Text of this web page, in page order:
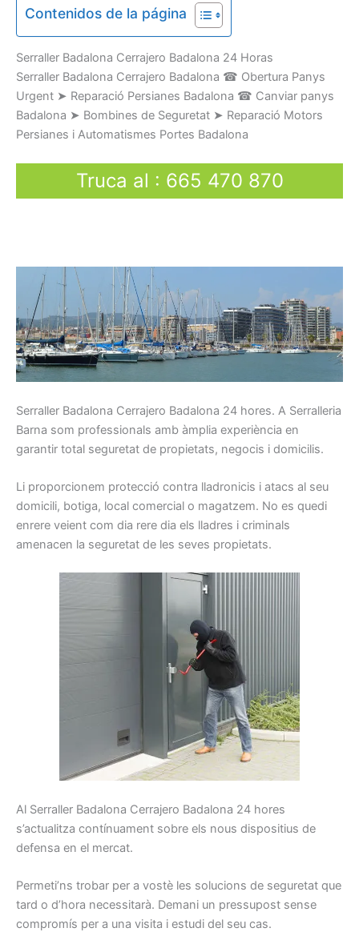
Contenidos de la página
Serraller Badalona Cerrajero Badalona 24 Horas
Serraller Badalona Cerrajero Badalona ☎ Obertura Panys
Urgent ➤ Reparació Persianes Badalona ☎ Canviar panys
Badalona ➤ Bombines de Seguretat ➤ Reparació Motors
Persianes i Automatismes Portes Badalona
Truca al : 665 470 870
Serraller Badalona Cerrajero Badalona 24 hores. A Serralleria
Barna som professionals amb àmplia experiència en
garantir total seguretat de propietats, negocis i domicilis.
Li proporcionem protecció contra lladronicis i atacs al seu
domicili, botiga, local comercial o magatzem. No es quedi
enrere veient com dia rere dia els lladres i criminals
amenacen la seguretat de les seves propietats.
Al Serraller Badalona Cerrajero Badalona 24 hores
s’actualitza contínuament sobre els nous dispositius de
defensa en el mercat.
Permeti’ns trobar per a vostè les solucions de seguretat que
tard o d’hora necessitarà. Demani un pressupost sense
compromís per a una visita i estudi del seu cas.